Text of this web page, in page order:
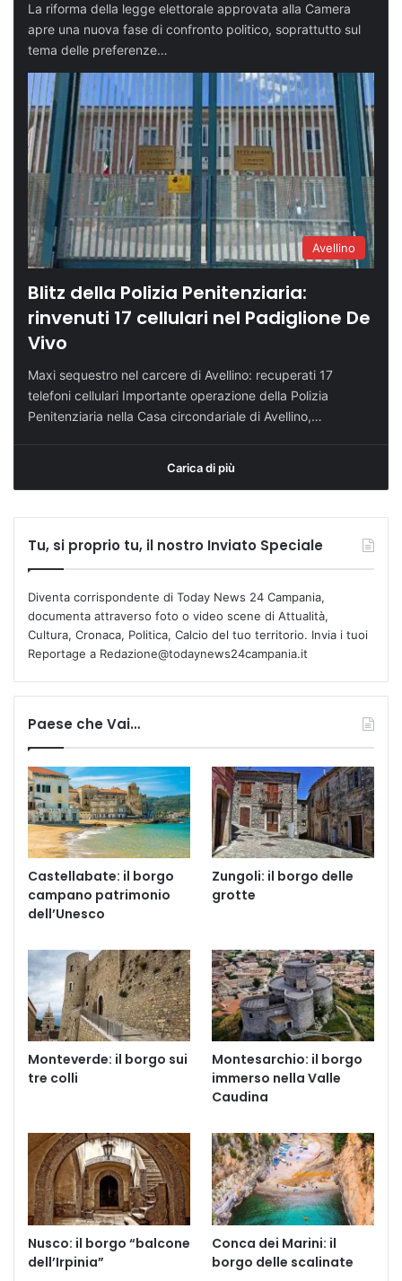
La riforma della legge elettorale approvata alla Camera
apre una nuova fase di confronto politico, soprattutto sul
tema delle preferenze…
Avellino
Blitz della Polizia Penitenziaria:
rinvenuti 17 cellulari nel Padiglione De
Vivo
Maxi sequestro nel carcere di Avellino: recuperati 17
telefoni cellulari Importante operazione della Polizia
Penitenziaria nella Casa circondariale di Avellino,…
Carica di più
Tu, si proprio tu, il nostro Inviato Speciale
Diventa corrispondente di Today News 24 Campania,
documenta attraverso foto o video scene di Attualità,
Cultura, Cronaca, Politica, Calcio del tuo territorio. Invia i tuoi
Reportage a Redazione@todaynews24campania.it
Paese che Vai…
Castellabate: il borgo
campano patrimonio
dell’Unesco
Zungoli: il borgo delle
grotte
Monteverde: il borgo sui
tre colli
Montesarchio: il borgo
immerso nella Valle
Caudina
Nusco: il borgo “balcone
dell’Irpinia”
Conca dei Marini: il
borgo delle scalinate